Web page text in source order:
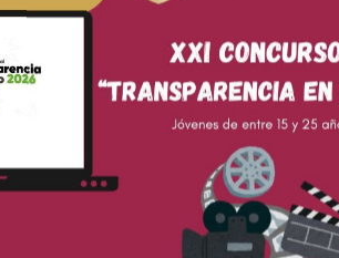
de la identidad huasteca